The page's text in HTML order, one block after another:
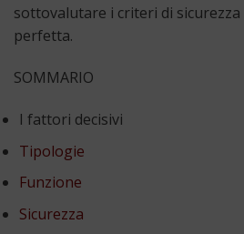
sottovalutare i criteri di
perfetta.
SOMMARIO
I fattori decisivi
Tipologie
Funzione
Sicurezza